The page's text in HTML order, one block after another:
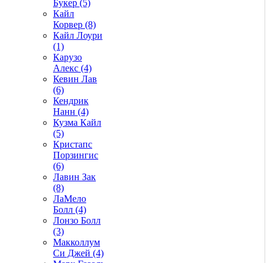
Букер (5)
Кайл
Корвер (8)
Кайл Лоури
(1)
Карузо
Алекс (4)
Кевин Лав
(6)
Кендрик
Нанн (4)
Кузма Кайл
(5)
Кристапс
Порзингис
(6)
Лавин Зак
(8)
ЛаМело
Болл (4)
Лонзо Болл
(3)
Макколлум
Си Джей (4)